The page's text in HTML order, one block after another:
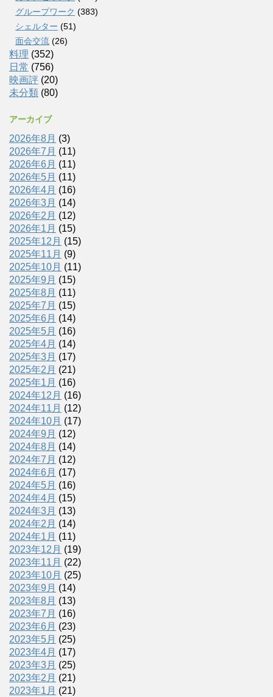
グループワーク (383)
シェルター (51)
面会交流 (26)
料理 (352)
日常 (756)
映画評 (20)
未分類 (80)
アーカイブ
2026年8月 (3)
2026年7月 (11)
2026年6月 (11)
2026年5月 (11)
2026年4月 (16)
2026年3月 (14)
2026年2月 (12)
2026年1月 (15)
2025年12月 (15)
2025年11月 (9)
2025年10月 (11)
2025年9月 (15)
2025年8月 (11)
2025年7月 (15)
2025年6月 (14)
2025年5月 (16)
2025年4月 (14)
2025年3月 (17)
2025年2月 (21)
2025年1月 (16)
2024年12月 (16)
2024年11月 (12)
2024年10月 (17)
2024年9月 (12)
2024年8月 (14)
2024年7月 (12)
2024年6月 (17)
2024年5月 (16)
2024年4月 (15)
2024年3月 (13)
2024年2月 (14)
2024年1月 (11)
2023年12月 (19)
2023年11月 (22)
2023年10月 (25)
2023年9月 (14)
2023年8月 (13)
2023年7月 (16)
2023年6月 (23)
2023年5月 (25)
2023年4月 (17)
2023年3月 (25)
2023年2月 (21)
2023年1月 (21)